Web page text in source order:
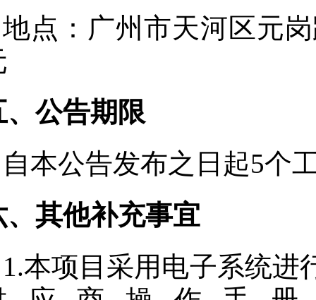
地点： 广州市天河区元
、公告期限
自本公告发布之日起5个
、其他补充事宜
1.本项目采用电子系统进